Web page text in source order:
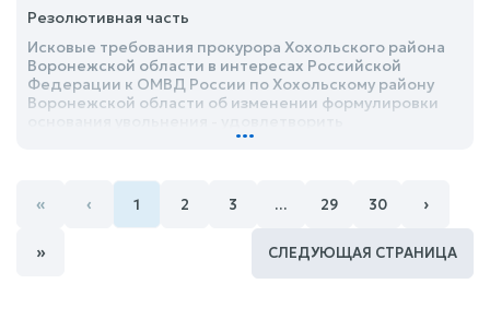
Резолютивная часть
Исковые требования прокурора Хохольского района
Воронежской области в интересах Российской
Федерации к ОМВД России по Хохольскому району
Воронежской области об изменении формулировки
...
« ‹ 1 2 3 … 29 30 ›
» СЛЕДУЮЩАЯ СТРАНИЦА